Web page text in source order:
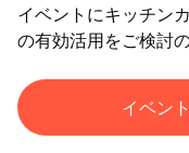
イベントにキッチン
の有効活用をご検討
イベン